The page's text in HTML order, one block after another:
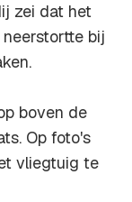
zei dat het
bij
boven de
Op foto's
vliegtuig te